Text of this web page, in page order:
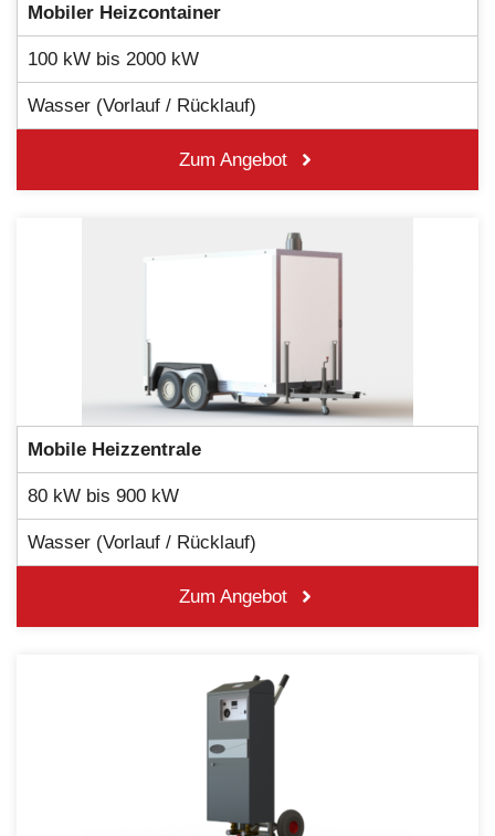
Mobiler Heizcontainer
100 kW bis 2000 kW
Wasser (Vorlauf / Rücklauf)
Zum Angebot
Mobile Heizzentrale
80 kW bis 900 kW
Wasser (Vorlauf / Rücklauf)
Zum Angebot